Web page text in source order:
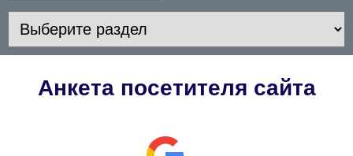
Анкета посетителя сайта